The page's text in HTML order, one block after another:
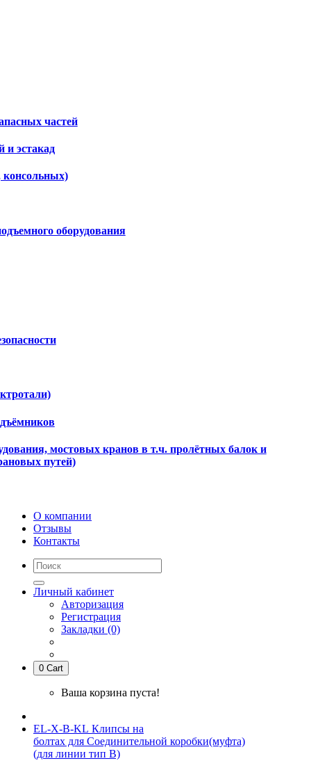
частей
и эстакад
консольных)
оборудования
мостовых кранов в т.ч. пролётных балок и
путей)
О компании
Отзывы
Контакты
Личный кабинет
Авторизация
Регистрация
Закладки (0)
0 Cart
Ваша корзина пуста!
EL-X-B-KL Клипсы на
болтах для Соединительной коробки(муфта)
(для линии тип B)